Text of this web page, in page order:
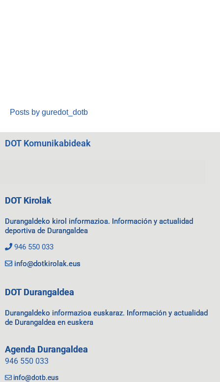
Posts by guredot_dotb
DOT Komunikabideak
DOT Kirolak
Durangaldeko kirol informazioa. Información y actualidad
deportiva de Durangaldea
946 550 033
info@dotkirolak.eus
DOT Durangaldea
Durangaldeko informazioa euskaraz. Información y actualidad
de Durangaldea en euskera
Agenda Durangaldea
946 550 033
info@dotb.eus